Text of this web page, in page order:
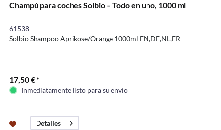
Champú para coches Solbio – Todo en uno, 1000 ml
61538
Solbio Shampoo Aprikose/Orange 1000ml EN,DE,NL,FR
17,50 € *
Inmediatamente listo para su envío
Detalles